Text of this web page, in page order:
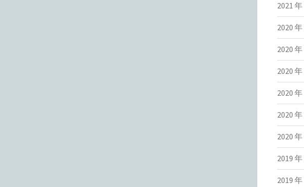
2021 年
2020 年
2020 年
2020 年
2020 年
2020 年
2020 年
2019 年
2019 年